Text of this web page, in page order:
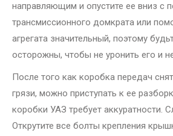
направляющим и опустите ее вниз с
трансмиссионного домкрата или
агрегата значительный, поэтому
осторожны, чтобы не уронить его и
После того как коробка передач
грязи, можно приступать к ее
коробки УАЗ требует аккуратности.
Открутите все болты крепления